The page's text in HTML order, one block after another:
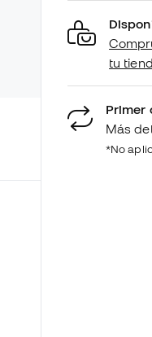
tu
Primer
Más
*No